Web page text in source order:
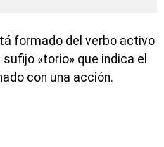
formado del verbo activo
«torio» que indica el
con una acción.